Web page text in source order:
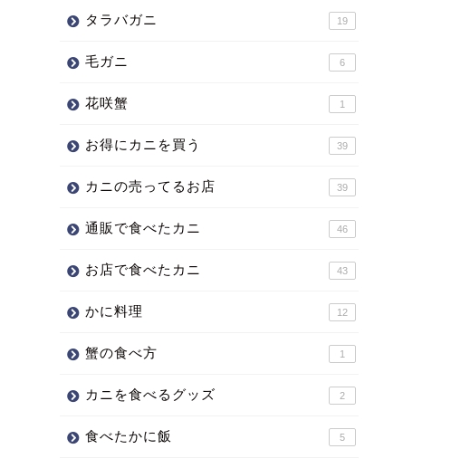
タラバガニ 19
毛ガニ 6
花咲蟹 1
お得にカニを買う 39
カニの売ってるお店 39
通販で食べたカニ 46
お店で食べたカニ 43
かに料理 12
蟹の食べ方 1
カニを食べるグッズ 2
食べたかに飯 5